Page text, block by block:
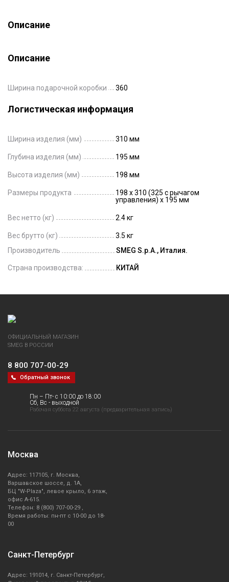
Описание
Описание
Ширина подарочной коробки 360
Логистическая информация
Ширина изделия (мм) 310 мм
Глубина изделия (мм) 195 мм
Высота изделия (мм) 198 мм
Размеры продукта
198 x 310 (325 с рычагом
управления) x 195 мм
Вес нетто (кг) 2.4 кг
Вес брутто (кг)
3.5 кг
Производитель
SMEG S.p.A., Италия.
Страна производства: КИТАЙ
ОФИЦИАЛЬНЫЙ МАГАЗИН
SMEG В РОССИИ
8 800 707-00-29
Обратный звонок
Пн – Пт- с 10:00 до 18:00
Сб, Вс - выходной
Рабочая суббота 22 августа (предварительная запись)
Москва
Адрес: 117105, г. Москва,
Варшавское шоссе, д. 1А,
БЦ "W-Plaza", левое крыло, 6 этаж,
офис А-615.
Телефон: 8 (800) 707-00-29 ,
Время работы: пн-пт с 10-00 до 18-
00
Санкт-Петербург
Адрес: 191014, г. Санкт-Петербург,